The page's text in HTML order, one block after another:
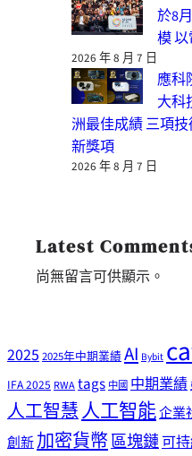
於8
模
2026 年 8 月 7 日
應科
大科
洲最佳成績 三項
新獎項
2026 年 8 月 7 日
Latest
尚無留言可供顯示。
2025 2025年中期業績AI Bybit
IFA 2025 RWAtags 中國 中期業績
人工智慧人工智能企業
創新加密貨幣區塊鏈可